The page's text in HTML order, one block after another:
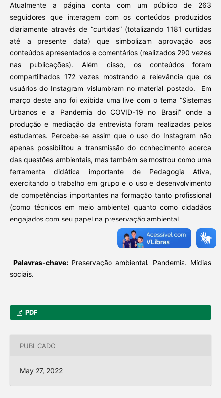
Atualmente a página conta com um público de 263
seguidores que interagem com os conteúdos produzidos
diariamente através de “curtidas” (totalizando 1181 curtidas
até a presente data) que simbolizam aprovação aos
conteúdos apresentados e comentários (realizados 290 vezes
nas publicações). Além disso, os conteúdos foram
compartilhados 172 vezes mostrando a relevância que os
usuários do Instagram vislumbram no material postado. Em
março deste ano foi exibida uma live com o tema “Sistemas
Urbanos e a Pandemia do COVID-19 no Brasil” onde a
produção e mediação da entrevista foram realizadas pelos
estudantes. Percebe-se assim que o uso do Instagram não
apenas possibilitou a transmissão do conhecimento acerca
das questões ambientais, mas também se mostrou como uma
ferramenta didática importante de Pedagogia Ativa,
exercitando o trabalho em grupo e o uso e desenvolvimento
de competências importantes na formação tanto profissional
(como técnicos em meio ambiente) quanto como cidadãos
engajados com seu papel na preservação ambiental.
Palavras-chave: Preservação ambiental. Pandemia. Mídias
sociais.
PDF
PUBLICADO
May 27, 2022